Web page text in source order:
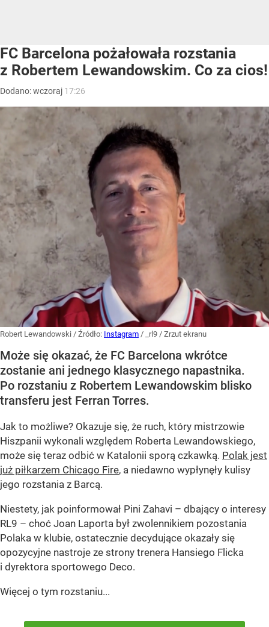
FC Barcelona pożałowała rozstania
z Robertem Lewandowskim. Co za cios!
Dodano:wczoraj 17:26
Robert Lewandowski / Źródło: Instagram / _rl9 / Zrzut ekranu
Może się okazać, że FC Barcelona wkrótce
zostanie ani jednego klasycznego napastnika.
Po rozstaniu z Robertem Lewandowskim blisko
transferu jest Ferran Torres.
Jak to możliwe? Okazuje się, że ruch, który mistrzowie
Hiszpanii wykonali względem Roberta Lewandowskiego,
może się teraz odbić w Katalonii sporą czkawką. Polak jest
już piłkarzem Chicago Fire, a niedawno wypłynęły kulisy
jego rozstania z Barcą.
Niestety, jak poinformował Pini Zahavi – dbający o interesy
RL9 – choć Joan Laporta był zwolennikiem pozostania
Polaka w klubie, ostatecznie decydujące okazały się
opozycyjne nastroje ze strony trenera Hansiego Flicka
i dyrektora sportowego Deco.
Więcej o tym rozstaniu...